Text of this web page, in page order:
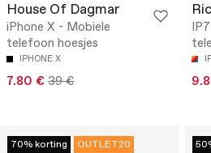
House Of Dagmar
iPhone X - Mobiele
telefoon hoesjes
IPHONE X
7.80 € 39 €
70% korting OUTLET20